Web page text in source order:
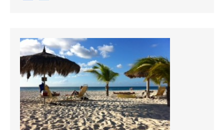
b
o
o
k
t
e
r